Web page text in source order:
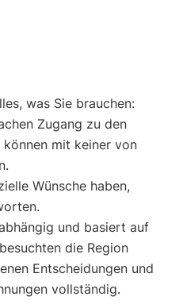
was Sie brauchen:
Zugang zu den
mit keiner von
Wünsche haben,
und basiert auf
die Region
Entscheidungen und
vollständig.